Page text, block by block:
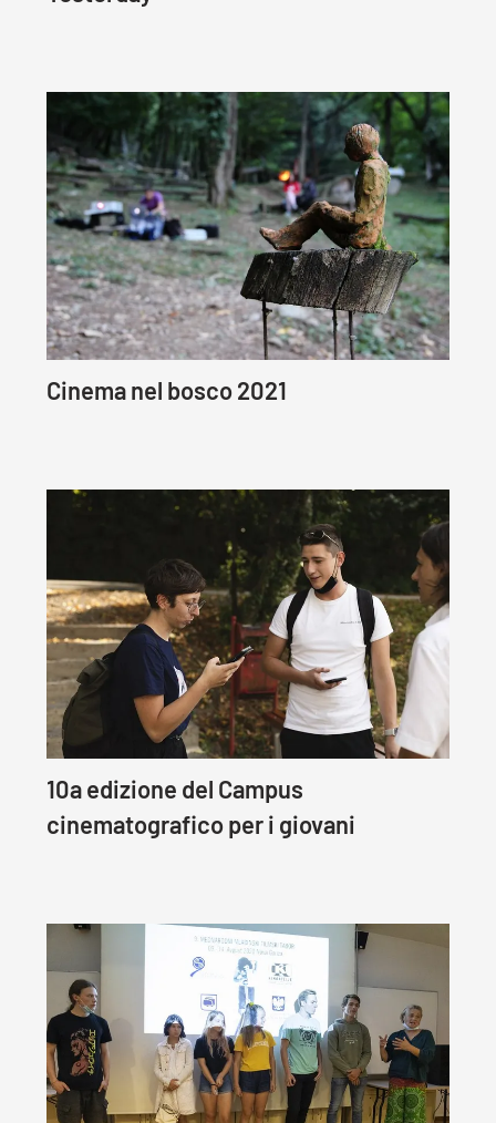
Cinema nel bosco 2021
10a edizione del Campus
cinematografico per i giovani